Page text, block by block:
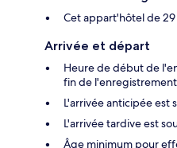
Cet appart'hôtel de
Arrivée et départ
Heure de début de
fin de l'enregistrement
L'arrivée anticipée est
L'arrivée tardive est
Âge minimum pour